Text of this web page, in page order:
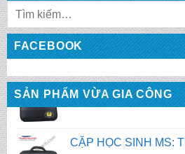
FACEBOOK
SẢN PHẨM VỪA GIA CÔNG
CẶP HỌC SINH MS:
CẶP HỌC SINH MS:
CẶP HỌC SINH MS: